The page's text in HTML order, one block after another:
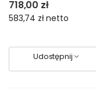
718,00 zł
583,74 złnetto
Udostępnij